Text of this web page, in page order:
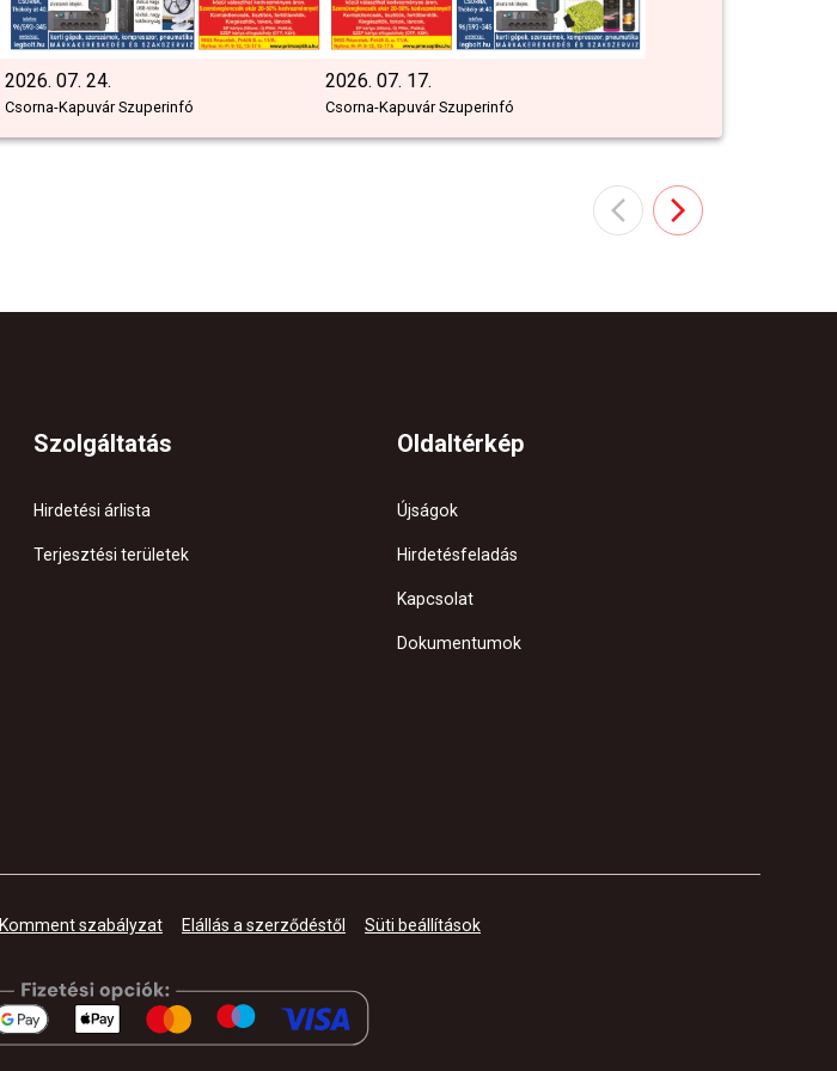
2026. 07. 24.
Csorna-Kapuvár Szuperinfó
2026. 07. 17.
Csorna-Kapuvár Szuperinfó
Szolgáltatás
Hirdetési árlista
Terjesztési területek
Oldaltérkép
Újságok
Hirdetésfeladás
Kapcsolat
Dokumentumok
Komment szabályzat Elállás a szerződéstől Süti beállítások